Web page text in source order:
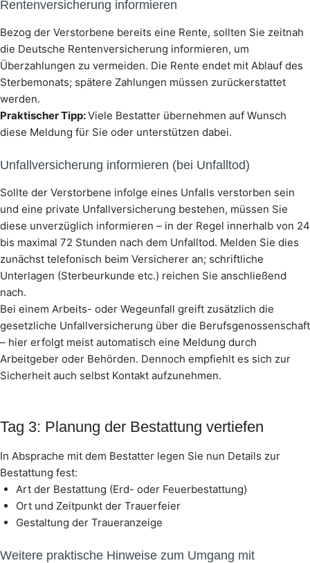
Rentenversicherung informieren
Bezog der Verstorbene bereits eine Rente, sollten Sie zeitnah
die Deutsche Rentenversicherung informieren, um
Überzahlungen zu vermeiden. Die Rente endet mit Ablauf des
Sterbemonats; spätere Zahlungen müssen zurückerstattet
werden.
Praktischer Tipp:Viele Bestatter übernehmen auf Wunsch
diese Meldung für Sie oder unterstützen dabei.
Unfallversicherung informieren (bei Unfalltod)
Sollte der Verstorbene infolge eines Unfalls verstorben sein
und eine private Unfallversicherung bestehen, müssen Sie
diese unverzüglich informieren – in der Regel innerhalb von 24
bis maximal 72 Stunden nach dem Unfalltod. Melden Sie dies
zunächst telefonisch beim Versicherer an; schriftliche
Unterlagen (Sterbeurkunde etc.) reichen Sie anschließend
nach.
Bei einem Arbeits- oder Wegeunfall greift zusätzlich die
gesetzliche Unfallversicherung über die Berufsgenossenschaft
– hier erfolgt meist automatisch eine Meldung durch
Arbeitgeber oder Behörden. Dennoch empfiehlt es sich zur
Sicherheit auch selbst Kontakt aufzunehmen.
Tag 3: Planung der Bestattung vertiefen
In Absprache mit dem Bestatter legen Sie nun Details zur
Bestattung fest:
Art der Bestattung (Erd- oder Feuerbestattung)
Ort und Zeitpunkt der Trauerfeier
Gestaltung der Traueranzeige
Weitere praktische Hinweise zum Umgang mit